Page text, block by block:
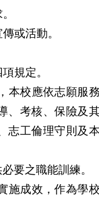
或活動。
規定。
本校應依志願服
、考核、保險及
志工倫理守則及
要之職能訓練。
施成效，作為學